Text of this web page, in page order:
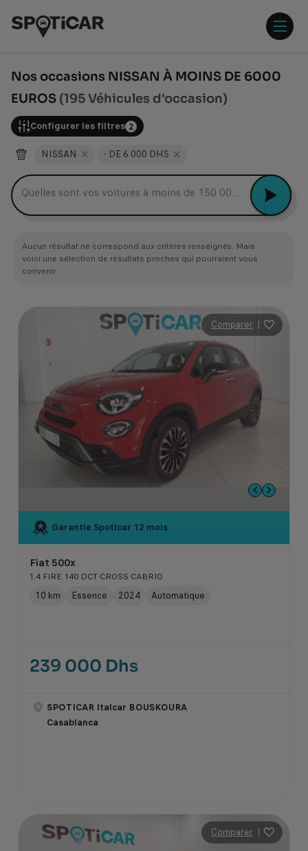
contenu
pied
Nos occasions NISSAN À MOINS DE 6000
EUROS (195 Véhicules d'occasion)
Configurer les filtres 2
NISSAN - DE 6 000 DHS
Aucun résultat ne correspond aux critères renseignés. Mais
voici une sélection de résultats proches qui pourraient vous
convenir
Comparer |
Garantie Spoticar 12 mois
Fiat 500x
1.4 FIRE 140 DCT CROSS CABRIO
10 km Essence 2024 Automatique
239 000 Dhs
SPOTICAR Italcar BOUSKOURA
Casablanca
Comparer |